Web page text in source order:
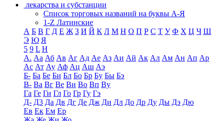
лекарства и субстанции
Список торговых названий на буквы А-Я
1-Z Латинские
А Б В Г Д Е Ж З И Й К Л М Н О П Р С Т У Ф Х Ц Ч Ш
Э Ю Я
5 9 L H
А. Аа Аб Ав Аг Ад Ае Аз Аи Ай Ак Ал Ам Ан Ап Ар
Ас Ат Ау Аф Ац Аш Аэ
Б- Ба Бе Би Бл Бо Бр Бу Бы Бэ
В- Ва Вг Ве Ви Во Вп Ву
Га Ге Ги Гл Го Гр Гу Гэ
Д- Д3 Да Дв Дг Де Дж Ди Дл До Др Ду Ды Дэ Дю
Ев Ек Ем Ер